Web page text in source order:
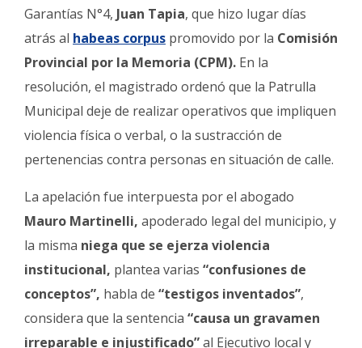
Garantías N°4, Juan Tapia, que hizo lugar días
atrás al habeas corpus promovido por la Comisión
Provincial por la Memoria (CPM). En la
resolución, el magistrado ordenó que la Patrulla
Municipal deje de realizar operativos que impliquen
violencia física o verbal, o la sustracción de
pertenencias contra personas en situación de calle.
La apelación fue interpuesta por el abogado
Mauro Martinelli, apoderado legal del municipio, y
la misma niega que se ejerza violencia
institucional, plantea varias “confusiones de
conceptos”, habla de “testigos inventados”,
considera que la sentencia “causa un gravamen
irreparable e injustificado”al Ejecutivo local y